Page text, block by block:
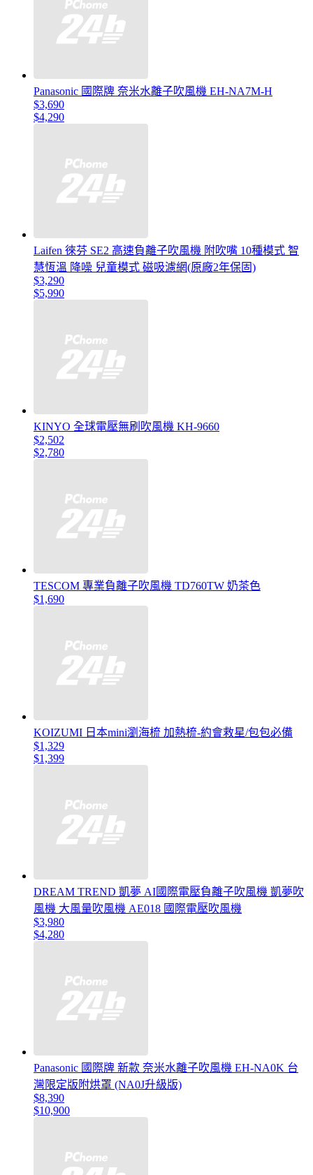
Panasonic 國際牌 奈米水離子吹風機 EH-NA7M-H
$3,690
$4,290
Laifen 徠芬 SE2 高速負離子吹風機 附吹嘴 10種模式 智
慧恆溫 降噪 兒童模式 磁吸濾網(原廠2年保固)
$3,290
$5,990
KINYO 全球電壓無刷吹風機 KH-9660
$2,502
$2,780
TESCOM 專業負離子吹風機 TD760TW 奶茶色
$1,690
KOIZUMI 日本mini瀏海梳 加熱梳-約會救星/包包必備
$1,329
$1,399
DREAM TREND 凱夢 AI國際電壓負離子吹風機 凱夢吹
風機 大風量吹風機 AE018 國際電壓吹風機
$3,980
$4,280
Panasonic 國際牌 新款 奈米水離子吹風機 EH-NA0K 台
灣限定版附烘罩 (NA0J升級版)
$8,390
$10,900